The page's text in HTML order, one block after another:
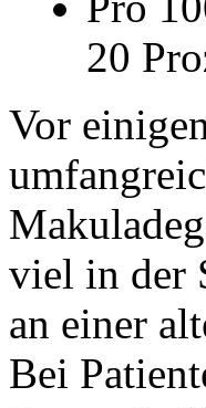
20
Vor
viel in der
an einer
Bei